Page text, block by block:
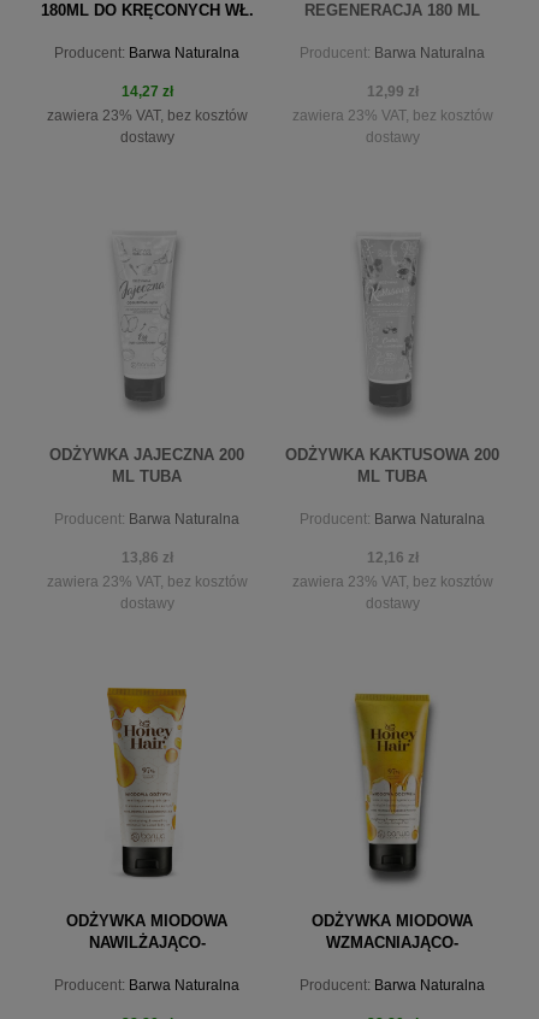
180ML DO KRĘCONYCH WŁ.
Producent: Barwa Naturalna
14,27 zł
zawiera 23% VAT, bez kosztów
dostawy
do koszyka
REGENERACJA 180 ML
Producent: Barwa Naturalna
12,99 zł
zawiera 23% VAT, bez kosztów
dostawy
powiadom o dostępności
ODŻYWKA JAJECZNA 200
ML TUBA
Producent: Barwa Naturalna
13,86 zł
zawiera 23% VAT, bez kosztów
dostawy
powiadom o dostępności
ODŻYWKA KAKTUSOWA 200
ML TUBA
Producent: Barwa Naturalna
12,16 zł
zawiera 23% VAT, bez kosztów
dostawy
powiadom o dostępności
ODŻYWKA MIODOWA
NAWILŻAJĄCO-
Producent: Barwa Naturalna
ODŻYWKA MIODOWA
WZMACNIAJĄCO-
Producent: Barwa Naturalna